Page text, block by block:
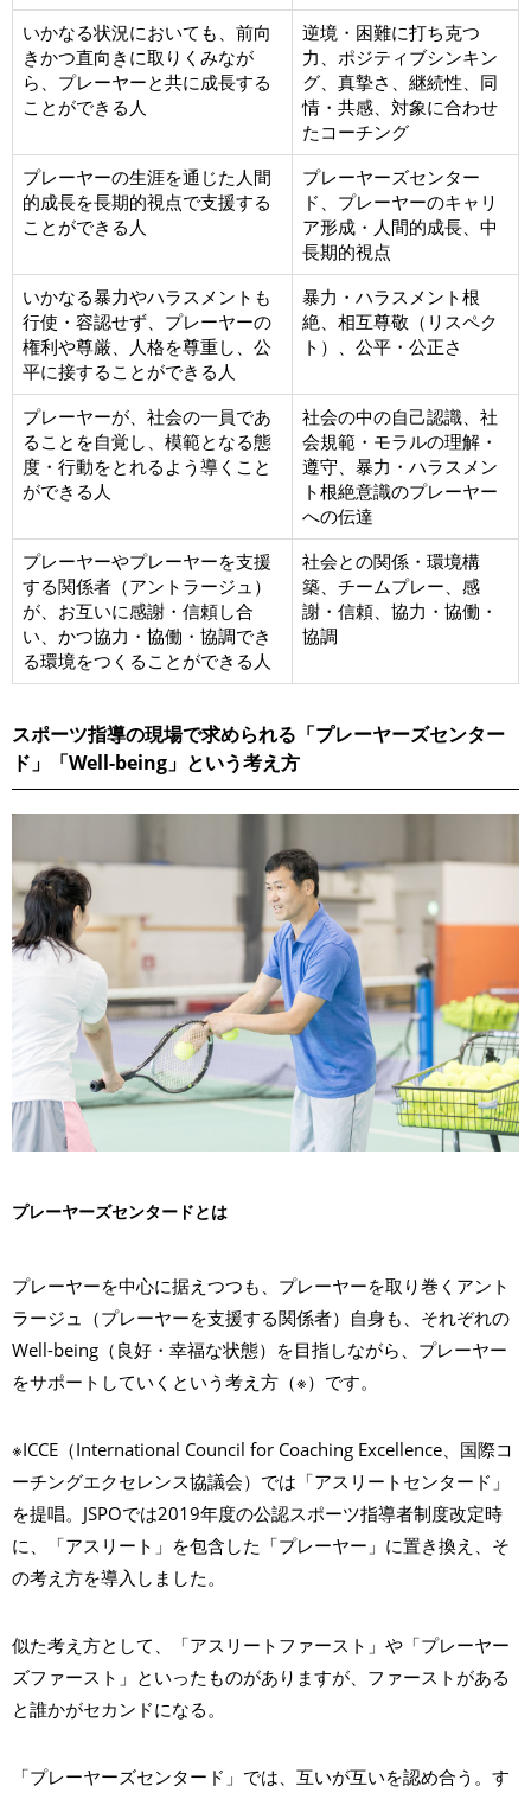
いかなる状況においても、前向
きかつ直向きに取りくみなが
ら、プレーヤーと共に成長する
ことができる人
逆境・困難に打ち克つ
力、ポジティブシンキン
グ、真摯さ、継続性、同
情・共感、対象に合わせ
たコーチング
プレーヤーの生涯を通じた人間
的成長を長期的視点で支援する
ことができる人
プレーヤーズセンター
ド、プレーヤーのキャリ
ア形成・人間的成長、中
長期的視点
いかなる暴力やハラスメントも
行使・容認せず、プレーヤーの
権利や尊厳、人格を尊重し、公
平に接することができる人
暴力・ハラスメント根
絶、相互尊敬（リスペク
ト）、公平・公正さ
プレーヤーが、社会の一員であ
ることを自覚し、模範となる態
度・行動をとれるよう導くこと
ができる人
社会の中の自己認識、社
会規範・モラルの理解・
遵守、暴力・ハラスメン
ト根絶意識のプレーヤー
への伝達
プレーヤーやプレーヤーを支援
する関係者（アントラージュ）
が、お互いに感謝・信頼し合
い、かつ協力・協働・協調でき
る環境をつくることができる人
社会との関係・環境構
築、チームプレー、感
謝・信頼、協力・協働・
協調
スポーツ指導の現場で求められる「プレーヤーズセンター
ド」「Well-being」という考え方
プレーヤーズセンタードとは
プレーヤーを中心に据えつつも、プレーヤーを取り巻くアント
ラージュ（プレーヤーを支援する関係者）自身も、それぞれの
Well-being（良好・幸福な状態）を目指しながら、プレーヤー
をサポートしていくという考え方（※）です。
※ICCE（International Council for Coaching Excellence、国際コ
ーチングエクセレンス協議会）では「アスリートセンタード」
を提唱。JSPOでは2019年度の公認スポーツ指導者制度改定時
に、「アスリート」を包含した「プレーヤー」に置き換え、そ
の考え方を導入しました。
似た考え方として、「アスリートファースト」や「プレーヤー
ズファースト」といったものがありますが、ファーストがある
と誰かがセカンドになる。
「プレーヤーズセンタード」では、互いが互いを認め合う。す